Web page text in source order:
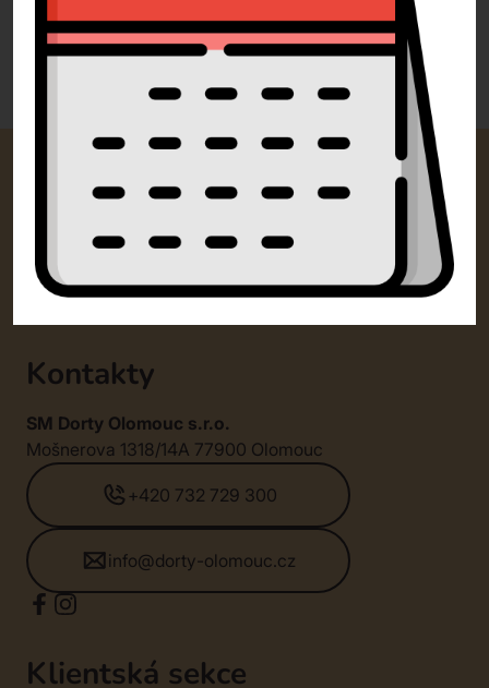
0 recenzí
Kontakty
SM Dorty Olomouc s.r.o.
Mošnerova 1318/14A 77900 Olomouc
+420 732 729 300
info@dorty-olomouc.cz
Klientská sekce